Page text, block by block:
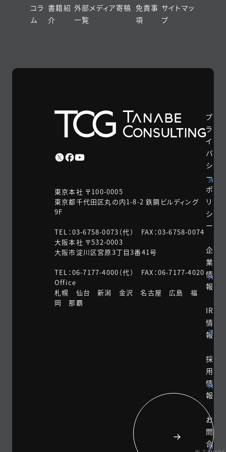
コラ
ム
書籍紹
介
外部メディア寄稿
一覧
免責事
項
サイトマッ
プ
東京本社 〒100-0005
東京都千代田区丸の内1-8-2 鉃鋼ビルディング
9F
TEL：03-6758-0073（代） FAX：03-6758-0074
大阪本社 〒532-0003
大阪市淀川区宮原3丁目3番41号
TEL：06-7177-4000（代） FAX：06-7177-4020
Office
札幌 仙台 新潟 金沢 名古屋 広島 福
岡 那覇
プ
ラ
イ
バ
シ
ー
ポ
リ
シ
ー
企
業
情
報
IR
情
報
採
用
情
報
お
問
合